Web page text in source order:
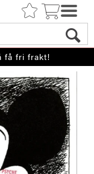
få fri frakt!